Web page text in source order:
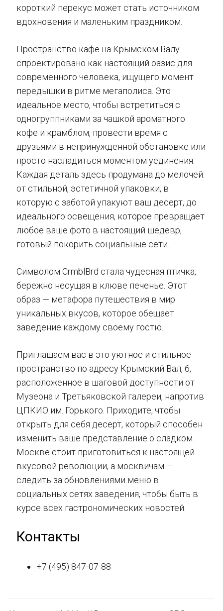
короткий перекус может стать источником
вдохновения и маленьким праздником.
Пространство кафе на Крымском Валу
спроектировано как настоящий оазис для
современного человека, ищущего момент
передышки в ритме мегаполиса. Это
идеальное место, чтобы встретиться с
одногруппниками за чашкой ароматного
кофе и крамблом, провести время с
друзьями в непринужденной обстановке или
просто насладиться моментом уединения.
Каждая деталь здесь продумана до мелочей:
от стильной, эстетичной упаковки, в
которую с заботой упакуют ваш десерт, до
идеального освещения, которое превращает
любое ваше фото в настоящий шедевр,
готовый покорить социальные сети.
Символом CrmblBrd стала чудесная птичка,
бережно несущая в клюве печенье. Этот
образ — метафора путешествия в мир
уникальных вкусов, которое обещает
заведение каждому своему гостю.
Приглашаем вас в это уютное и стильное
пространство по адресу Крымский Вал, 6,
расположенное в шаговой доступности от
Музеона и Третьяковской галереи, напротив
ЦПКИО им. Горького. Приходите, чтобы
открыть для себя десерт, который способен
изменить ваше представление о сладком.
Москве стоит приготовиться к настоящей
вкусовой революции, а москвичам —
следить за обновлениями меню в
социальных сетях заведения, чтобы быть в
курсе всех гастрономических новостей.
Контакты
+7 (495) 847-07-88